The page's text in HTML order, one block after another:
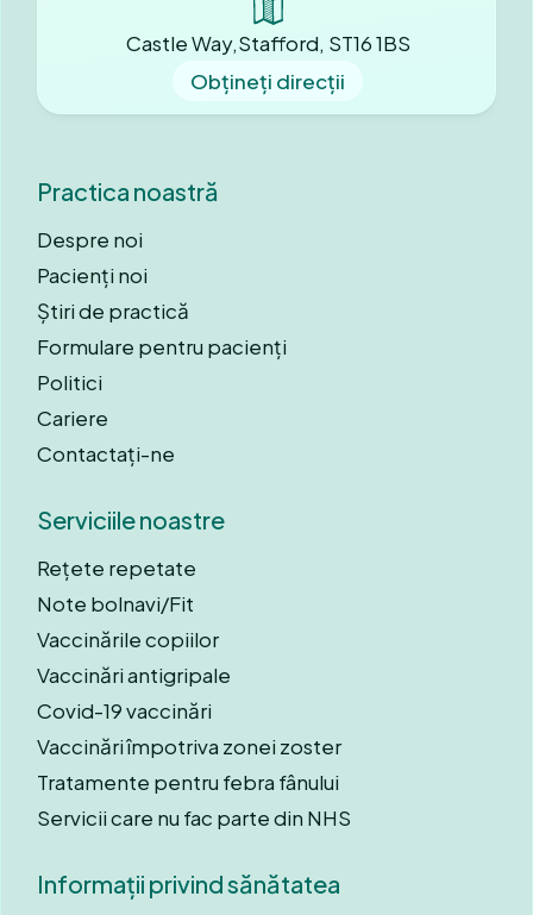
Castle Way,Stafford, ST16 1BS
Obțineți direcții
Practica noastră
Despre noi
Pacienți noi
Știri de practică
Formulare pentru pacienți
Politici
Cariere
Contactați-ne
Serviciile noastre
Rețete repetate
Note bolnavi/Fit
Vaccinările copiilor
Vaccinări antigripale
Covid-19 vaccinări
Vaccinări împotriva zonei zoster
Tratamente pentru febra fânului
Servicii care nu fac parte din NHS
Informații privind sănătatea